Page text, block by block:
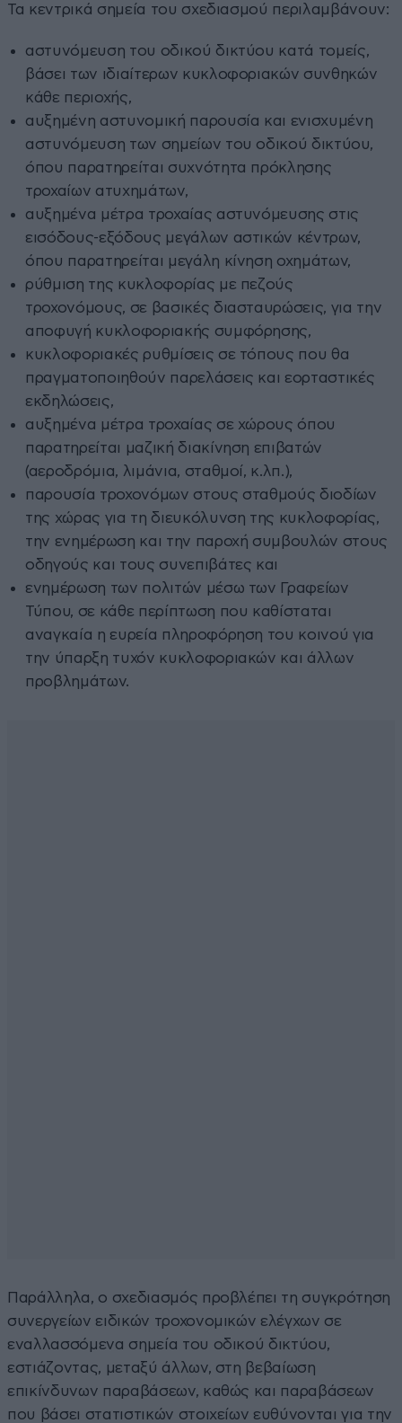
Τα κεντρικά σημεία του σχεδιασμού περιλαμβάνουν:
αστυνόμευση του οδικού δικτύου κατά τομείς,
βάσει των ιδιαίτερων κυκλοφοριακών συνθηκών
κάθε περιοχής,
αυξημένη αστυνομική παρουσία και ενισχυμένη
αστυνόμευση των σημείων του οδικού δικτύου,
όπου παρατηρείται συχνότητα πρόκλησης
τροχαίων ατυχημάτων,
αυξημένα μέτρα τροχαίας αστυνόμευσης στις
εισόδους-εξόδους μεγάλων αστικών κέντρων,
όπου παρατηρείται μεγάλη κίνηση οχημάτων,
ρύθμιση της κυκλοφορίας με πεζούς
τροχονόμους, σε βασικές διασταυρώσεις, για την
αποφυγή κυκλοφοριακής συμφόρησης,
κυκλοφοριακές ρυθμίσεις σε τόπους που θα
πραγματοποιηθούν παρελάσεις και εορταστικές
εκδηλώσεις,
αυξημένα μέτρα τροχαίας σε χώρους όπου
παρατηρείται μαζική διακίνηση επιβατών
(αεροδρόμια, λιμάνια, σταθμοί, κ.λπ.),
παρουσία τροχονόμων στους σταθμούς διοδίων
της χώρας για τη διευκόλυνση της κυκλοφορίας,
την ενημέρωση και την παροχή συμβουλών στους
οδηγούς και τους συνεπιβάτες και
ενημέρωση των πολιτών μέσω των Γραφείων
Τύπου, σε κάθε περίπτωση που καθίσταται
αναγκαία η ευρεία πληροφόρηση του κοινού για
την ύπαρξη τυχόν κυκλοφοριακών και άλλων
προβλημάτων.
Παράλληλα, ο σχεδιασμός προβλέπει τη συγκρότηση
συνεργείων ειδικών τροχονομικών ελέγχων σε
εναλλασσόμενα σημεία του οδικού δικτύου,
εστιάζοντας, μεταξύ άλλων, στη βεβαίωση
επικίνδυνων παραβάσεων, καθώς και παραβάσεων
που βάσει στατιστικών στοιχείων ευθύνονται για την